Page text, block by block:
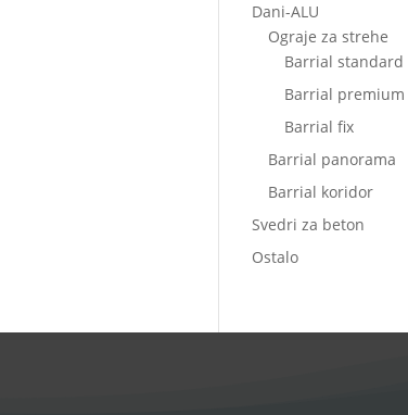
Dani-ALU
Ograje za strehe
Barrial standard
Barrial premium
Barrial fix
Barrial panorama
Barrial koridor
Svedri za beton
Ostalo